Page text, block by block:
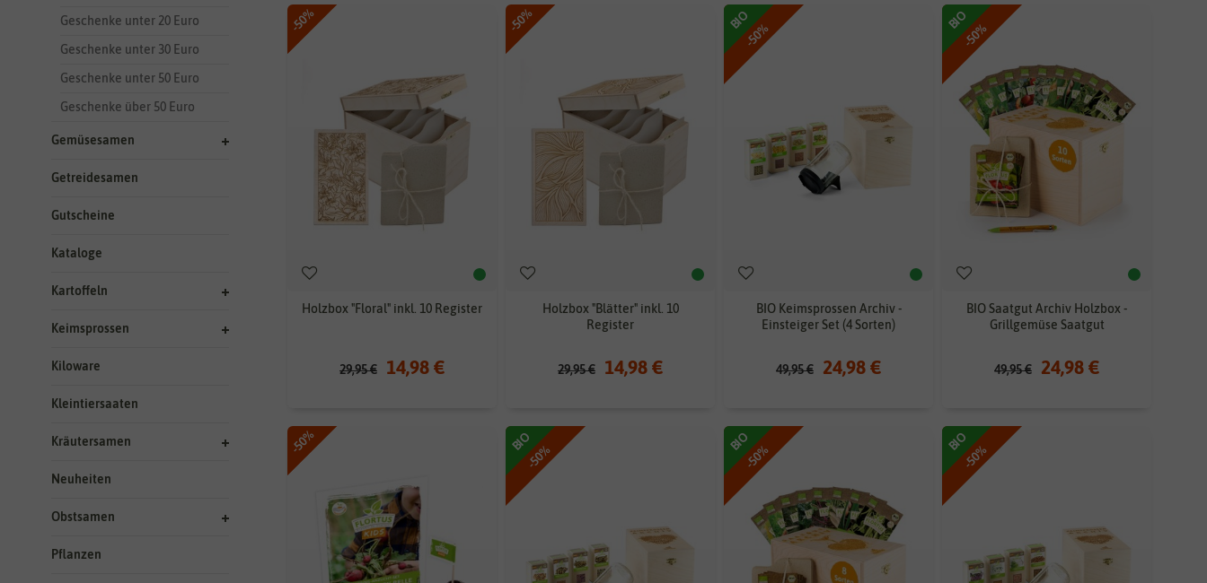
Geschenke unter 20 Euro
Geschenke unter 30 Euro
Geschenke unter 50 Euro
Geschenke über 50 Euro
Gemüsesamen
Getreidesamen
Gutscheine
Kataloge
Kartoffeln
Keimsprossen
Kiloware
Kleintiersaaten
Kräutersamen
Neuheiten
Obstsamen
Pflanzen
-50%
Holzbox "Floral" inkl. 10 Register
29,95 € 14,98 €
-50%
Holzbox "Blätter" inkl. 10
Register
29,95 € 14,98 €
-50%
BIO
BIO Keimsprossen Archiv -
Einsteiger Set (4 Sorten)
49,95 € 24,98 €
-50%
BIO
BIO Saatgut Archiv Holzbox -
Grillgemüse Saatgut
49,95 € 24,98 €
-50%
-50%
BIO
-50%
BIO
-50%
BIO